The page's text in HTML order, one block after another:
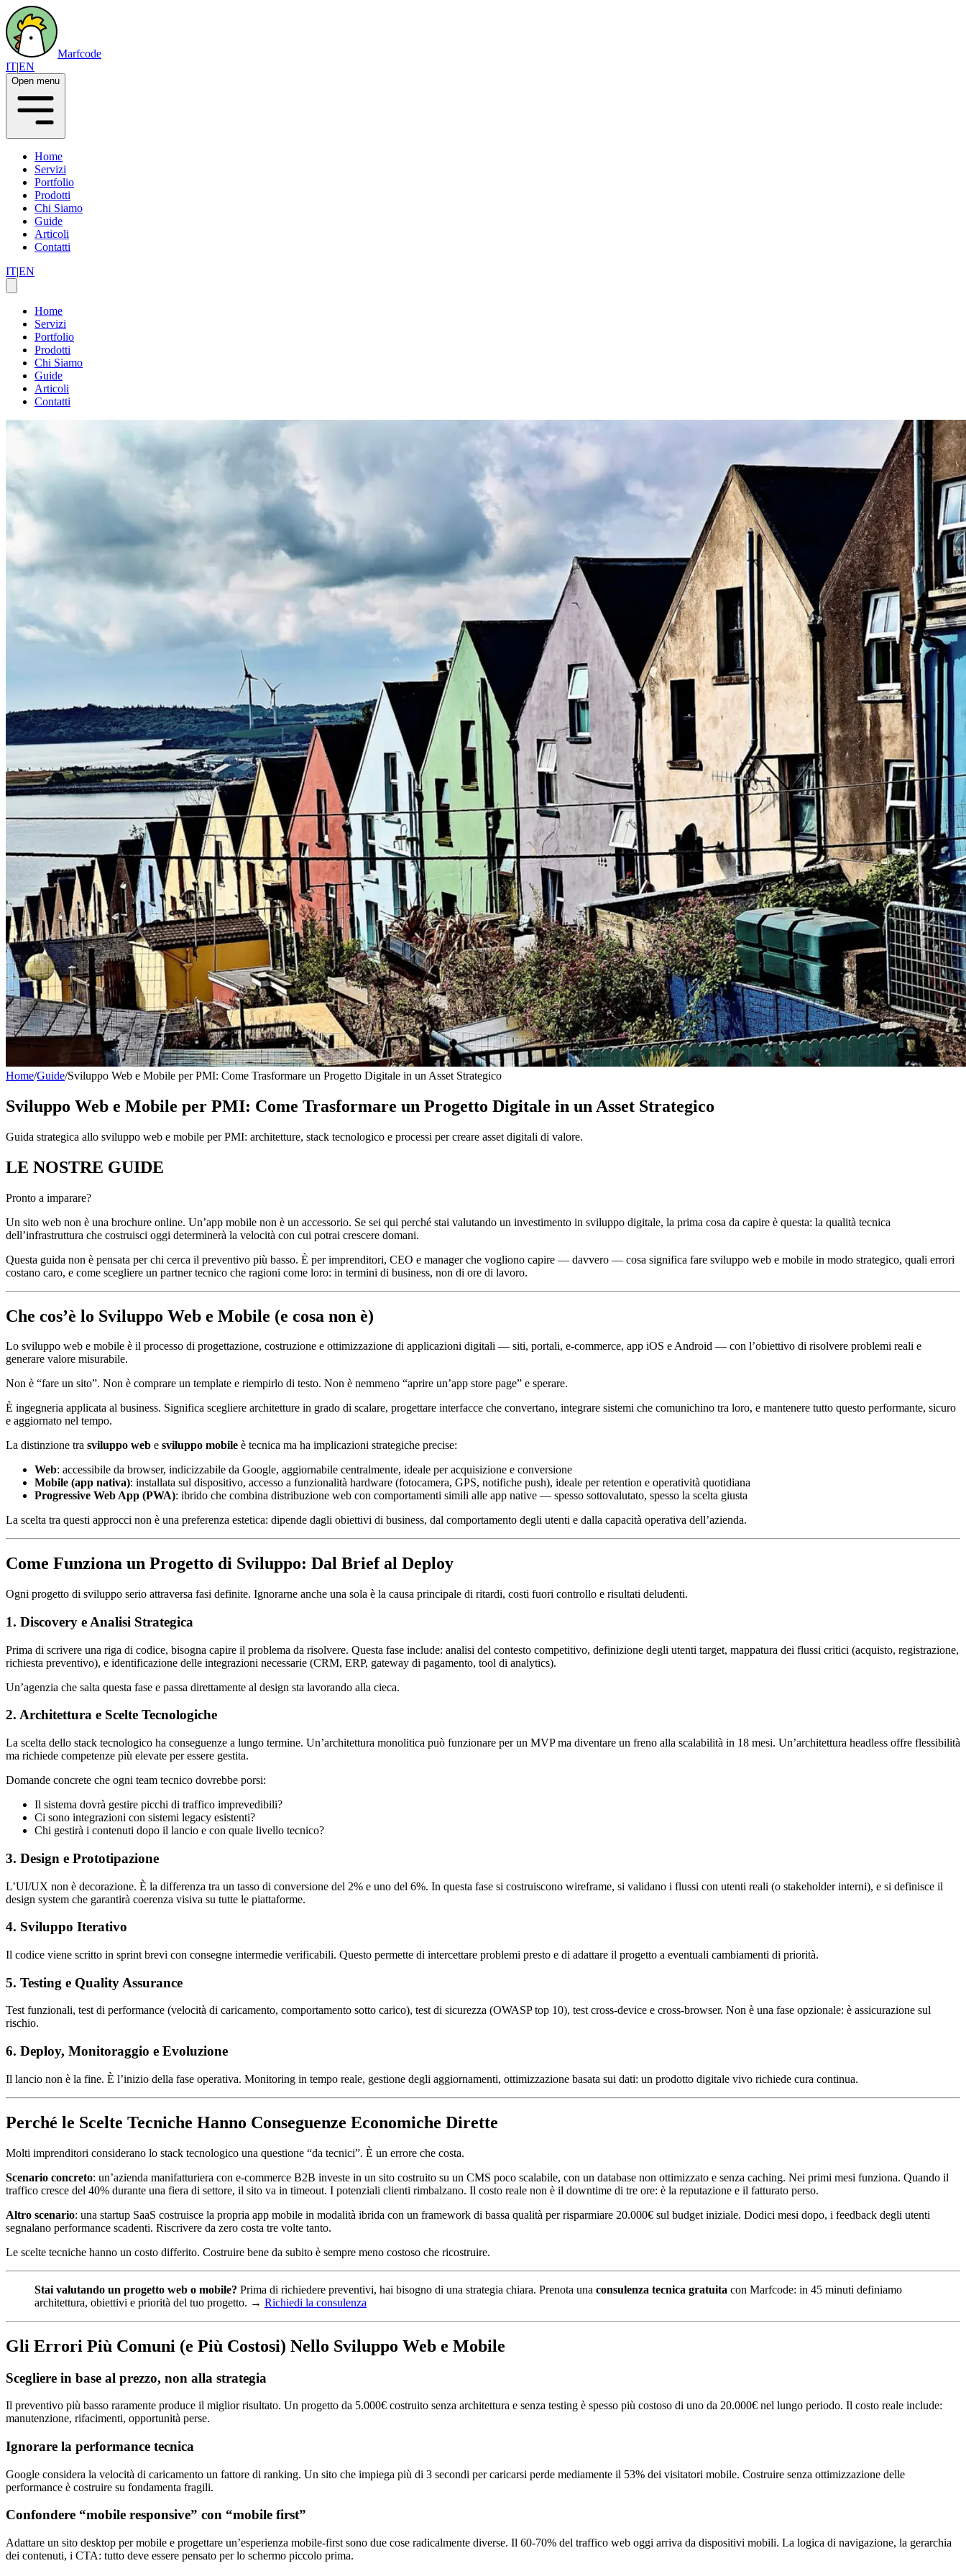
Marfcode
IT|EN
Open menu
Home
Servizi
Portfolio
Prodotti
Chi Siamo
Guide
Articoli
Contatti
IT|EN
Home
Servizi
Portfolio
Prodotti
Chi Siamo
Guide
Articoli
Contatti
Home/Guide/Sviluppo Web e Mobile per PMI: Come Trasformare un Progetto Digitale in un Asset Strategico
Sviluppo Web e Mobile per PMI: Come Trasformare un Progetto Digitale in un Asset Strategico
Guida strategica allo sviluppo web e mobile per PMI: architetture, stack tecnologico e processi per creare asset digitali di valore.
LE NOSTRE GUIDE
Pronto a imparare?
Un sito web non è una brochure online. Un’app mobile non è un accessorio. Se sei qui perché stai valutando un investimento in sviluppo digitale, la prima cosa da capire è questa: la qualità tecnica
dell’infrastruttura che costruisci oggi determinerà la velocità con cui potrai crescere domani.
Questa guida non è pensata per chi cerca il preventivo più basso. È per imprenditori, CEO e manager che vogliono capire — davvero — cosa significa fare sviluppo web e mobile in modo strategico, quali errori
costano caro, e come scegliere un partner tecnico che ragioni come loro: in termini di business, non di ore di lavoro.
Che cos’è lo Sviluppo Web e Mobile (e cosa non è)
Lo sviluppo web e mobile è il processo di progettazione, costruzione e ottimizzazione di applicazioni digitali — siti, portali, e-commerce, app iOS e Android — con l’obiettivo di risolvere problemi reali e
generare valore misurabile.
Non è “fare un sito”. Non è comprare un template e riempirlo di testo. Non è nemmeno “aprire un’app store page” e sperare.
È ingegneria applicata al business. Significa scegliere architetture in grado di scalare, progettare interfacce che convertano, integrare sistemi che comunichino tra loro, e mantenere tutto questo performante, sicuro
e aggiornato nel tempo.
La distinzione tra sviluppo web e sviluppo mobile è tecnica ma ha implicazioni strategiche precise:
Web: accessibile da browser, indicizzabile da Google, aggiornabile centralmente, ideale per acquisizione e conversione
Mobile (app nativa): installata sul dispositivo, accesso a funzionalità hardware (fotocamera, GPS, notifiche push), ideale per retention e operatività quotidiana
Progressive Web App (PWA): ibrido che combina distribuzione web con comportamenti simili alle app native — spesso sottovalutato, spesso la scelta giusta
La scelta tra questi approcci non è una preferenza estetica: dipende dagli obiettivi di business, dal comportamento degli utenti e dalla capacità operativa dell’azienda.
Come Funziona un Progetto di Sviluppo: Dal Brief al Deploy
Ogni progetto di sviluppo serio attraversa fasi definite. Ignorarne anche una sola è la causa principale di ritardi, costi fuori controllo e risultati deludenti.
1. Discovery e Analisi Strategica
Prima di scrivere una riga di codice, bisogna capire il problema da risolvere. Questa fase include: analisi del contesto competitivo, definizione degli utenti target, mappatura dei flussi critici (acquisto, registrazione,
richiesta preventivo), e identificazione delle integrazioni necessarie (CRM, ERP, gateway di pagamento, tool di analytics).
Un’agenzia che salta questa fase e passa direttamente al design sta lavorando alla cieca.
2. Architettura e Scelte Tecnologiche
La scelta dello stack tecnologico ha conseguenze a lungo termine. Un’architettura monolitica può funzionare per un MVP ma diventare un freno alla scalabilità in 18 mesi. Un’architettura headless offre flessibilità
ma richiede competenze più elevate per essere gestita.
Domande concrete che ogni team tecnico dovrebbe porsi:
Il sistema dovrà gestire picchi di traffico imprevedibili?
Ci sono integrazioni con sistemi legacy esistenti?
Chi gestirà i contenuti dopo il lancio e con quale livello tecnico?
3. Design e Prototipazione
L’UI/UX non è decorazione. È la differenza tra un tasso di conversione del 2% e uno del 6%. In questa fase si costruiscono wireframe, si validano i flussi con utenti reali (o stakeholder interni), e si definisce il
design system che garantirà coerenza visiva su tutte le piattaforme.
4. Sviluppo Iterativo
Il codice viene scritto in sprint brevi con consegne intermedie verificabili. Questo permette di intercettare problemi presto e di adattare il progetto a eventuali cambiamenti di priorità.
5. Testing e Quality Assurance
Test funzionali, test di performance (velocità di caricamento, comportamento sotto carico), test di sicurezza (OWASP top 10), test cross-device e cross-browser. Non è una fase opzionale: è assicurazione sul
rischio.
6. Deploy, Monitoraggio e Evoluzione
Il lancio non è la fine. È l’inizio della fase operativa. Monitoring in tempo reale, gestione degli aggiornamenti, ottimizzazione basata sui dati: un prodotto digitale vivo richiede cura continua.
Perché le Scelte Tecniche Hanno Conseguenze Economiche Dirette
Molti imprenditori considerano lo stack tecnologico una questione “da tecnici”. È un errore che costa.
Scenario concreto: un’azienda manifatturiera con e-commerce B2B investe in un sito costruito su un CMS poco scalabile, con un database non ottimizzato e senza caching. Nei primi mesi funziona. Quando il
traffico cresce del 40% durante una fiera di settore, il sito va in timeout. I potenziali clienti rimbalzano. Il costo reale non è il downtime di tre ore: è la reputazione e il fatturato perso.
Altro scenario: una startup SaaS costruisce la propria app mobile in modalità ibrida con un framework di bassa qualità per risparmiare 20.000€ sul budget iniziale. Dodici mesi dopo, i feedback degli utenti
segnalano performance scadenti. Riscrivere da zero costa tre volte tanto.
Le scelte tecniche hanno un costo differito. Costruire bene da subito è sempre meno costoso che ricostruire.
Stai valutando un progetto web o mobile? Prima di richiedere preventivi, hai bisogno di una strategia chiara. Prenota una consulenza tecnica gratuita con Marfcode: in 45 minuti definiamo
architettura, obiettivi e priorità del tuo progetto. → Richiedi la consulenza
Gli Errori Più Comuni (e Più Costosi) Nello Sviluppo Web e Mobile
Scegliere in base al prezzo, non alla strategia
Il preventivo più basso raramente produce il miglior risultato. Un progetto da 5.000€ costruito senza architettura e senza testing è spesso più costoso di uno da 20.000€ nel lungo periodo. Il costo reale include:
manutenzione, rifacimenti, opportunità perse.
Ignorare la performance tecnica
Google considera la velocità di caricamento un fattore di ranking. Un sito che impiega più di 3 secondi per caricarsi perde mediamente il 53% dei visitatori mobile. Costruire senza ottimizzazione delle
performance è costruire su fondamenta fragili.
Confondere “mobile responsive” con “mobile first”
Adattare un sito desktop per mobile e progettare un’esperienza mobile-first sono due cose radicalmente diverse. Il 60-70% del traffico web oggi arriva da dispositivi mobili. La logica di navigazione, la gerarchia
dei contenuti, i CTA: tutto deve essere pensato per lo schermo piccolo prima.